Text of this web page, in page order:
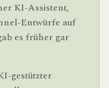
KI-Assistent,
Entwürfe auf
es früher gar
gestützter